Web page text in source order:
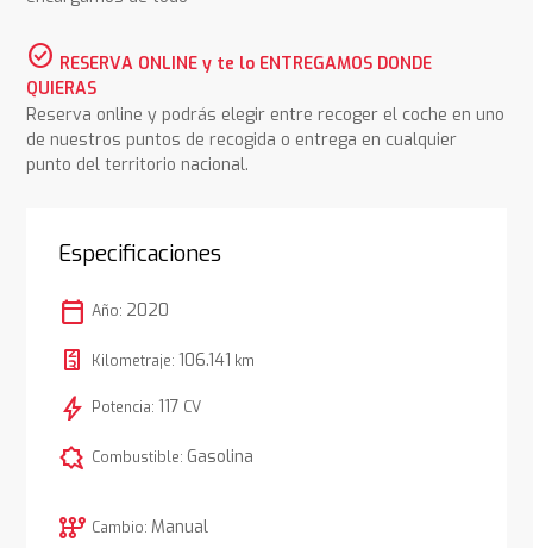
check_circle RESERVA ONLINE y te lo ENTREGAMOS DONDE
QUIERAS
Reserva online y podrás elegir entre recoger el coche en uno
de nuestros puntos de recogida o entrega en cualquier
punto del territorio nacional.
Especificaciones
calendar_today Año: 2020
Kilometraje: 106.141 km
bolt Potencia: 117 CV
comic_bubble Combustible: Gasolina
auto_transmission Cambio: Manual